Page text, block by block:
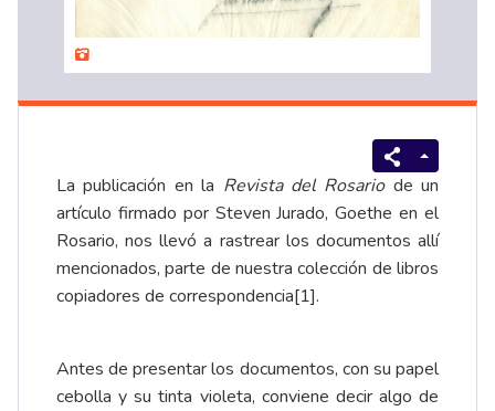
La publicación en la Revista del Rosariode un
artículo firmado por Steven Jurado,Goethe en el
Rosario, nos llevó a rastrear los documentos allí
mencionados, parte de nuestra colección de libros
copiadores de correspondencia[1].
Antes de presentar los documentos, con su papel
cebolla y su tinta violeta, conviene decir algo de